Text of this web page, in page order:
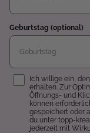
Geburtstag (optional)
Einwilligung
Ich willige ein,
erhalten. Zur
Öffnungs- und
können
gespeichert oder
du unter topp-
jederzeit mit